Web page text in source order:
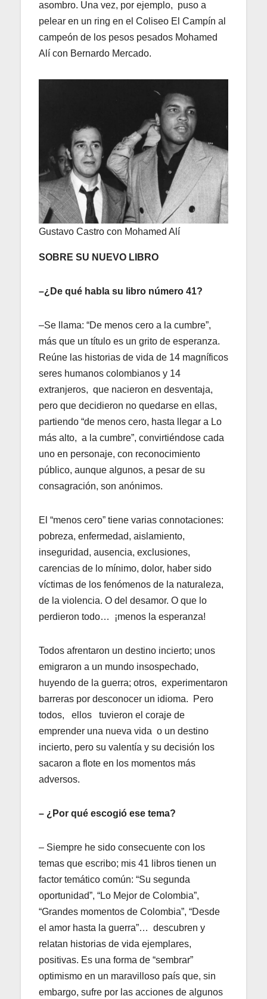
asombro. Una vez, por ejemplo, puso a
pelear en un ring en el Coliseo El Campín al
campeón de los pesos pesados Mohamed
Alí con Bernardo Mercado.
Gustavo Castro con Mohamed Alí
SOBRE SU NUEVO LIBRO
–¿De qué habla su libro número 41?
–Se llama: “De menos cero a la cumbre”,
más que un título es un grito de esperanza.
Reúne las historias de vida de 14 magníficos
seres humanos colombianos y 14
extranjeros, que nacieron en desventaja,
pero que decidieron no quedarse en ellas,
partiendo “de menos cero, hasta llegar a Lo
más alto, a la cumbre”, convirtiéndose cada
uno en personaje, con reconocimiento
público, aunque algunos, a pesar de su
consagración, son anónimos.
El “menos cero” tiene varias connotaciones:
pobreza, enfermedad, aislamiento,
inseguridad, ausencia, exclusiones,
carencias de lo mínimo, dolor, haber sido
víctimas de los fenómenos de la naturaleza,
de la violencia. O del desamor. O que lo
perdieron todo… ¡menos la esperanza!
Todos afrentaron un destino incierto; unos
emigraron a un mundo insospechado,
huyendo de la guerra; otros, experimentaron
barreras por desconocer un idioma. Pero
todos, ellos tuvieron el coraje de
emprender una nueva vida o un destino
incierto, pero su valentía y su decisión los
sacaron a flote en los momentos más
adversos.
– ¿Por qué escogió ese tema?
– Siempre he sido consecuente con los
temas que escribo; mis 41 libros tienen un
factor temático común: “Su segunda
oportunidad”, “Lo Mejor de Colombia”,
“Grandes momentos de Colombia”, “Desde
el amor hasta la guerra”… descubren y
relatan historias de vida ejemplares,
positivas. Es una forma de “sembrar”
optimismo en un maravilloso país que, sin
embargo, sufre por las acciones de algunos